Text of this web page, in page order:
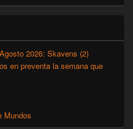
2026: Skavens (2)
en preventa la semana que
Mundos